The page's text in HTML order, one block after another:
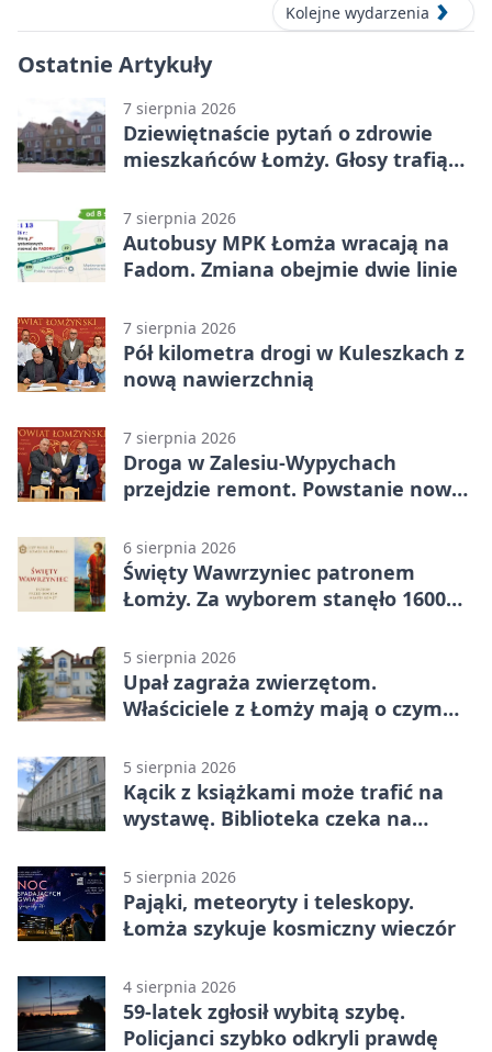
Kolejne wydarzenia
Ostatnie Artykuły
7 sierpnia 2026
Dziewiętnaście pytań o zdrowie
mieszkańców Łomży. Głosy trafią
7 sierpnia 2026
Autobusy MPK Łomża wracają na
Fadom. Zmiana obejmie dwie linie
7 sierpnia 2026
Pół kilometra drogi w Kuleszkach z
nową nawierzchnią
7 sierpnia 2026
Droga w Zalesiu-Wypychach
przejdzie remont. Powstanie nowa
6 sierpnia 2026
Święty Wawrzyniec patronem
Łomży. Za wyborem stanęło 1600
5 sierpnia 2026
Upał zagraża zwierzętom.
Właściciele z Łomży mają o czym
5 sierpnia 2026
Kącik z książkami może trafić na
wystawę. Biblioteka czeka na
5 sierpnia 2026
Pająki, meteoryty i teleskopy.
Łomża szykuje kosmiczny wieczór
4 sierpnia 2026
59-latek zgłosił wybitą szybę.
Policjanci szybko odkryli prawdę